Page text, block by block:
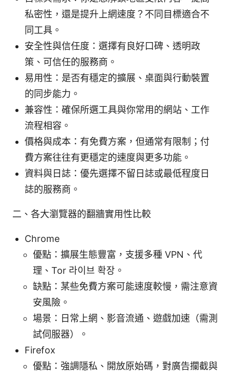
私密性，還是提升上網速度？不同目標適合不
同工具。
安全性與信任度：選擇有良好口碑、透明政
策、可信任的服務商。
易用性：是否有穩定的擴展、桌面與行動裝置
的同步能力。
兼容性：確保所選工具與你常用的網站、工作
流程相容。
價格與成本：有免費方案，但通常有限制；付
費方案往往有更穩定的速度與更多功能。
資料與日誌：優先選擇不留日誌或最低程度日
誌的服務商。
二、各大瀏覽器的翻牆實用性比較
Chrome
優點：擴展生態豐富，支援多種 VPN、代
理、Tor 라이브 확장。
缺點：某些免費方案可能速度較慢，需注意資
安風險。
場景：日常上網、影音流通、遊戲加速（需測
試伺服器）。
Firefox
優點：強調隱私、開放原始碼，對廣告攔截與